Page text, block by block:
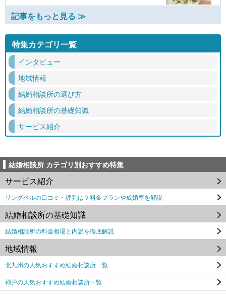
記事をもっと見る ≫
特集カテゴリ一覧
インタビュー
地域情報
結婚相談所の選び方
結婚相談所の基礎知識
サービス紹介
結婚相談所 カテゴリ別おすすめ特集
サービス紹介
リングベルの口コミ・評判は？料金プランや成婚率を解説
結婚相談所の基礎知識
結婚相談所の料金相場と内訳を徹底解説
地域情報
北九州の人気おすすめ結婚相談所一覧
神戸の人気おすすめ結婚相談所一覧